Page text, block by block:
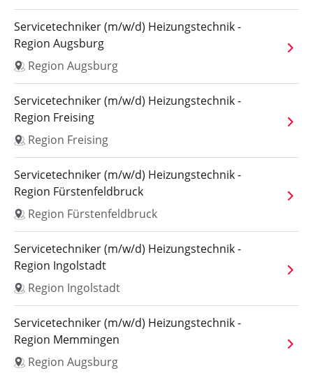
Servicetechniker (m/w/d) Heizungstechnik -
Region Augsburg
Region Augsburg
Servicetechniker (m/w/d) Heizungstechnik -
Region Freising
Region Freising
Servicetechniker (m/w/d) Heizungstechnik -
Region Fürstenfeldbruck
Region Fürstenfeldbruck
Servicetechniker (m/w/d) Heizungstechnik -
Region Ingolstadt
Region Ingolstadt
Servicetechniker (m/w/d) Heizungstechnik -
Region Memmingen
Region Augsburg